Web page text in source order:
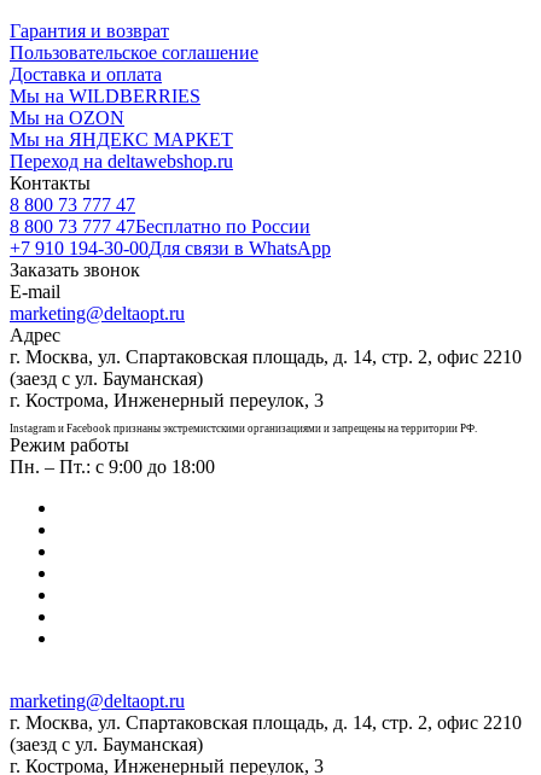
Гарантия и возврат
Пользовательское соглашение
Доставка и оплата
Мы на WILDBERRIES
Мы на OZON
Мы на ЯНДЕКС МАРКЕТ
Переход на deltawebshop.ru
Контакты
8 800 73 777 47
8 800 73 777 47Бесплатно по России
+7 910 194-30-00Для связи в WhatsApp
Заказать звонок
E-mail
marketing@deltaopt.ru
Адрес
г. Москва, ул. Спартаковская площадь, д. 14, стр. 2, офис 2210
(заезд с ул. Бауманская)
г. Кострома, Инженерный переулок, 3
Instagram и Facebook признаны экстремистскими организациями и запрещены на территории РФ.
Режим работы
Пн. – Пт.: с 9:00 до 18:00
marketing@deltaopt.ru
г. Москва, ул. Спартаковская площадь, д. 14, стр. 2, офис 2210
(заезд с ул. Бауманская)
г. Кострома, Инженерный переулок, 3